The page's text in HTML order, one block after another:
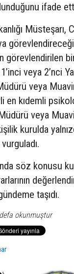
ifade
Müsteşarı,
görevlendirilen
veya 2’nci
veya
en kıdemli
veya
kurulda
söz konusu
taşıdı.
okunmuştur